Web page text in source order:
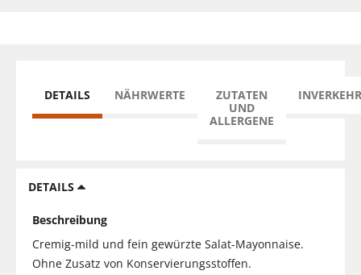
DETAILS NÄHRWERTE
ZUTATEN
UND
ALLERGENE
DETAILS
Beschreibung
Cremig-mild und fein gewürzte Salat-Mayonnaise.
Ohne Zusatz von Konservierungsstoffen.